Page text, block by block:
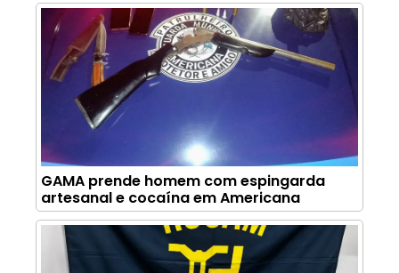
GAMA prende homem com espingarda
artesanal e cocaína em Americana